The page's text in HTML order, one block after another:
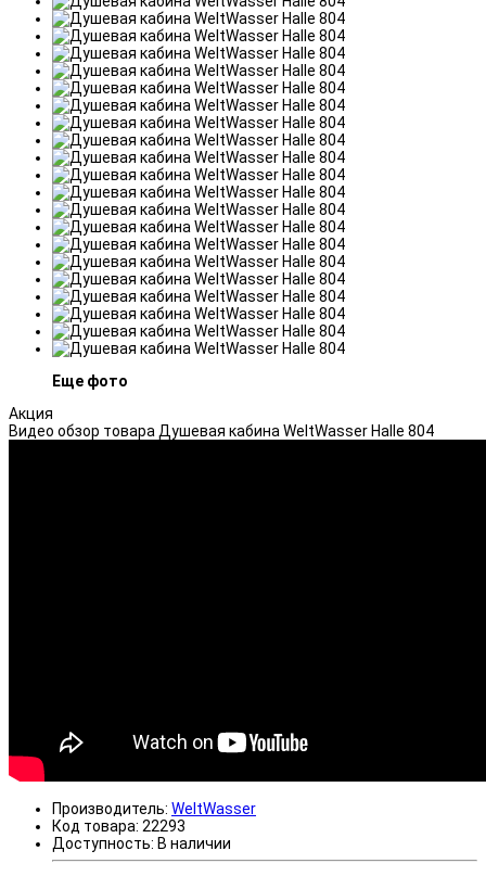
Еще фото
Акция
Видео обзор товара Душевая кабина WeltWasser Halle 804
Производитель: WeltWasser
Код товара: 22293
Доступность: В наличии